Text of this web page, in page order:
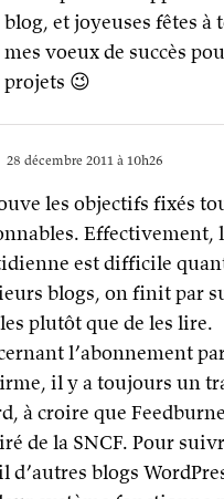
blog, et joyeuses fêtes à
mes voeux de succès
projets 😉
28 décembre 2011 à 10h26
les objectifs fixés
Effectivement,
est difficile
blogs, on finit par
plutôt que de les lire.
l’abonnement
il y a toujours un
à croire que
de la SNCF. Pour
d’autres blogs